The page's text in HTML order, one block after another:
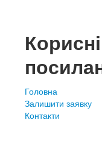
Корисні
Головна
Залишити заявку
Контакти